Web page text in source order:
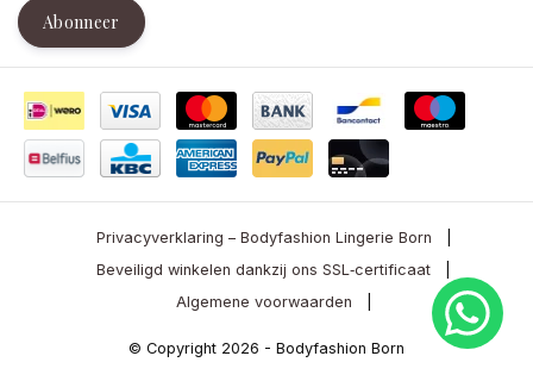
Abonneer
Privacyverklaring – Bodyfashion Lingerie Born
Beveiligd winkelen dankzij ons SSL‑certificaat
Algemene voorwaarden
© Copyright 2026 - Bodyfashion Born